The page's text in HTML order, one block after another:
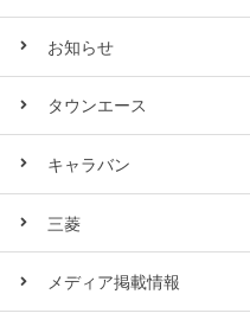
お知らせ
タウンエース
キャラバン
三菱
メディア掲載情報